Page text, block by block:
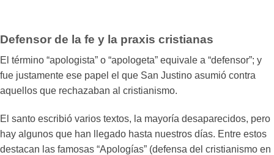
Defensor de la fe y la praxis cristianas
El término “apologista” o “apologeta” equivale a “defensor”; y
fue justamente ese papel el que San Justino asumió contra
aquellos que rechazaban al cristianismo.
El santo escribió varios textos, la mayoría desaparecidos, pero
hay algunos que han llegado hasta nuestros días. Entre estos
destacan las famosas “Apologías” (defensa del cristianismo en